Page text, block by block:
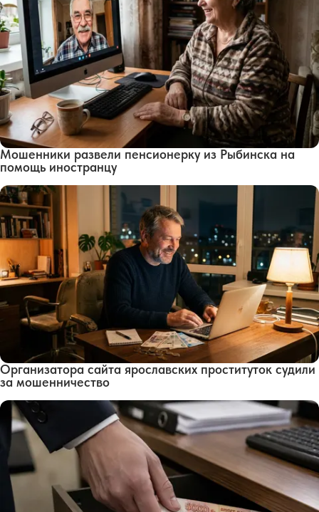
Мошенники развели пенсионерку из Рыбинска на
помощь иностранцу
Организатора сайта ярославских проституток судили
за мошенничество